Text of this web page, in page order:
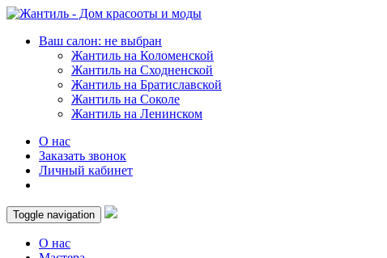
Ваш салон: не выбран
Жантиль на Коломенской
Жантиль на Сходненской
Жантиль на Братиславской
Жантиль на Соколе
Жантиль на Ленинском
О нас
Заказать звонок
Личный кабинет
Toggle navigation
О нас